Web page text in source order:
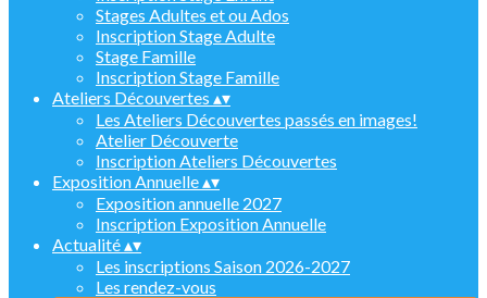
Stages Adultes et ou Ados
Inscription Stage Adulte
Stage Famille
Inscription Stage Famille
Ateliers Découvertes ▴▾
Les Ateliers Découvertes passés en images!
Atelier Découverte
Inscription Ateliers Découvertes
Exposition Annuelle▴▾
Exposition annuelle 2027
Inscription Exposition Annuelle
Actualité▴▾
Les inscriptions Saison 2026-2027
Les rendez-vous